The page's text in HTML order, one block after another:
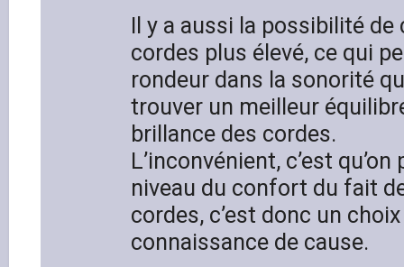
Il y a aussi la possibilité
cordes plus élevé, ce qui
rondeur dans la sonorité
trouver un meilleur
brillance des cordes.
L’inconvénient, c’est
niveau du confort du fait
cordes, c’est donc un
connaissance de cause.